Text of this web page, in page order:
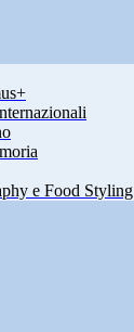
e Food Styling